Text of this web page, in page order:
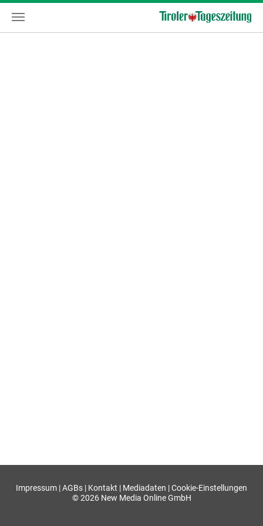
Impressum |AGBs | Kontakt | Mediadaten |Cookie-Einstellungen
© 2026 New Media Online GmbH